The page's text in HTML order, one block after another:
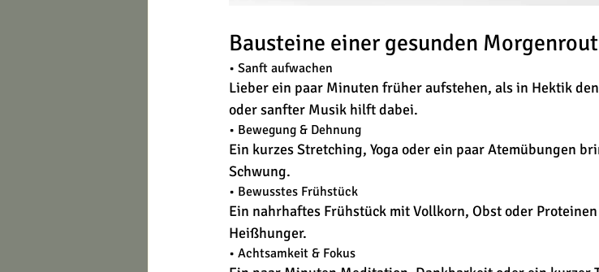
Bausteine einer gesunden
• Sanft aufwachen
Lieber ein paar Minuten früher aufstehen, als in Hektik
oder sanfter Musik hilft dabei.
• Bewegung & Dehnung
Ein kurzes Stretching, Yoga oder ein paar Atemübungen
Schwung.
• Bewusstes Frühstück
Ein nahrhaftes Frühstück mit Vollkorn, Obst oder
Heißhunger.
• Achtsamkeit & Fokus